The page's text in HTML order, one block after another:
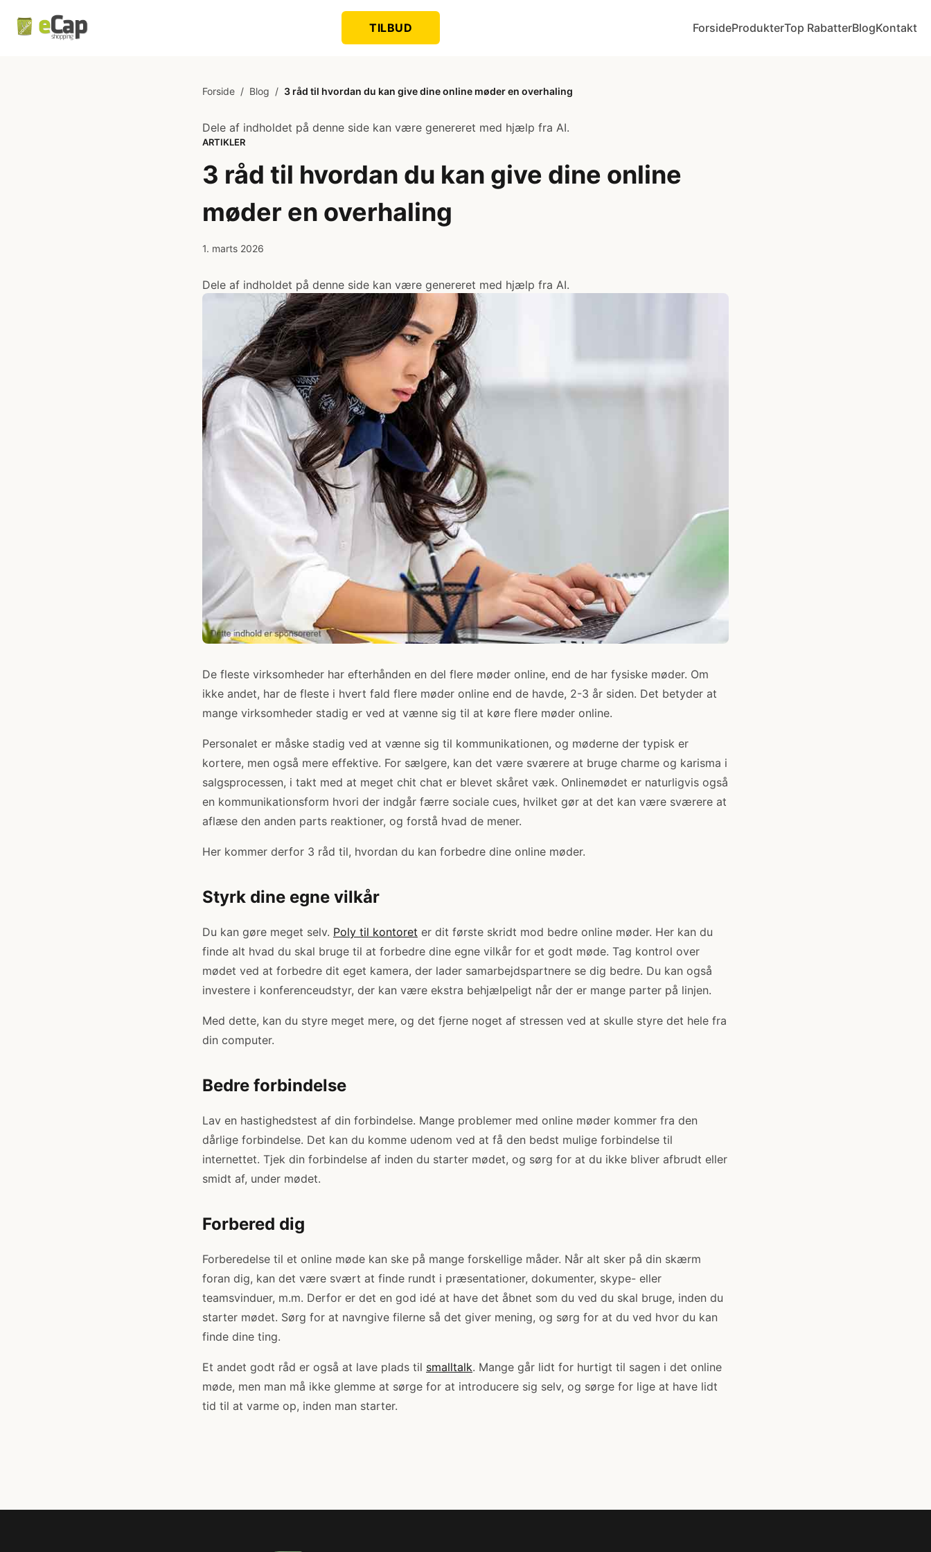
TILBUD ForsideProdukterTop RabatterBlogKontakt
Forside / Blog / 3 råd til hvordan du kan give dine online møder en overhaling
Dele af indholdet på denne side kan være genereret med hjælp fra AI.
ARTIKLER
3 råd til hvordan du kan give dine online
møder en overhaling
1. marts 2026
Dele af indholdet på denne side kan være genereret med hjælp fra AI.
De fleste virksomheder har efterhånden en del flere møder online, end de har fysiske møder. Om
ikke andet, har de fleste i hvert fald flere møder online end de havde, 2-3 år siden. Det betyder at
mange virksomheder stadig er ved at vænne sig til at køre flere møder online.
Personalet er måske stadig ved at vænne sig til kommunikationen, og møderne der typisk er
kortere, men også mere effektive. For sælgere, kan det være sværere at bruge charme og karisma i
salgsprocessen, i takt med at meget chit chat er blevet skåret væk. Onlinemødet er naturligvis også
en kommunikationsform hvori der indgår færre sociale cues, hvilket gør at det kan være sværere at
aflæse den anden parts reaktioner, og forstå hvad de mener.
Her kommer derfor 3 råd til, hvordan du kan forbedre dine online møder.
Styrk dine egne vilkår
Du kan gøre meget selv. Poly til kontoret er dit første skridt mod bedre online møder. Her kan du
finde alt hvad du skal bruge til at forbedre dine egne vilkår for et godt møde. Tag kontrol over
mødet ved at forbedre dit eget kamera, der lader samarbejdspartnere se dig bedre. Du kan også
investere i konferenceudstyr, der kan være ekstra behjælpeligt når der er mange parter på linjen.
Med dette, kan du styre meget mere, og det fjerne noget af stressen ved at skulle styre det hele fra
din computer.
Bedre forbindelse
Lav en hastighedstest af din forbindelse. Mange problemer med online møder kommer fra den
dårlige forbindelse. Det kan du komme udenom ved at få den bedst mulige forbindelse til
internettet. Tjek din forbindelse af inden du starter mødet, og sørg for at du ikke bliver afbrudt eller
smidt af, under mødet.
Forbered dig
Forberedelse til et online møde kan ske på mange forskellige måder. Når alt sker på din skærm
foran dig, kan det være svært at finde rundt i præsentationer, dokumenter, skype- eller
teamsvinduer, m.m. Derfor er det en god idé at have det åbnet som du ved du skal bruge, inden du
starter mødet. Sørg for at navngive filerne så det giver mening, og sørg for at du ved hvor du kan
finde dine ting.
Et andet godt råd er også at lave plads til smalltalk. Mange går lidt for hurtigt til sagen i det online
møde, men man må ikke glemme at sørge for at introducere sig selv, og sørge for lige at have lidt
tid til at varme op, inden man starter.